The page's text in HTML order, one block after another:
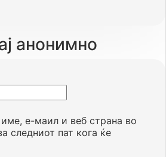
анонимно
име, е-маил и веб страна во
следниот пат кога ќе